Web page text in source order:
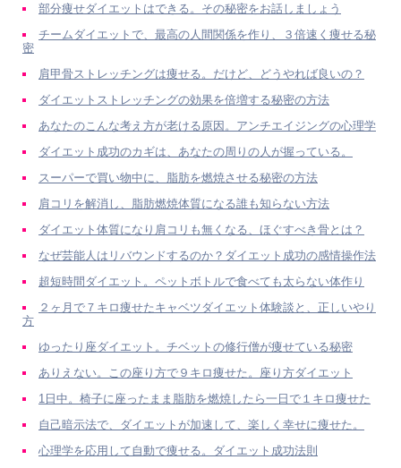
部分痩せダイエットはできる。その秘密をお話しましょう
チームダイエットで、最高の人間関係を作り、３倍速く痩せる秘
密
肩甲骨ストレッチングは痩せる。だけど、どうやれば良いの？
ダイエットストレッチングの効果を倍増する秘密の方法
あなたのこんな考え方が老ける原因。アンチエイジングの心理学
ダイエット成功のカギは、あなたの周りの人が握っている。
スーパーで買い物中に、脂肪を燃焼させる秘密の方法
肩コリを解消し、脂肪燃焼体質になる誰も知らない方法
ダイエット体質になり肩コリも無くなる、ほぐすべき骨とは？
なぜ芸能人はリバウンドするのか？ダイエット成功の感情操作法
超短時間ダイエット。ペットボトルで食べても太らない体作り
２ヶ月で７キロ痩せたキャベツダイエット体験談と、正しいやり
方
ゆったり座ダイエット。チベットの修行僧が痩せている秘密
ありえない。この座り方で９キロ痩せた。座り方ダイエット
1日中。椅子に座ったまま脂肪を燃焼したら一日で１キロ痩せた
自己暗示法で、ダイエットが加速して、楽しく幸せに痩せた。
心理学を応用して自動で痩せる。ダイエット成功法則